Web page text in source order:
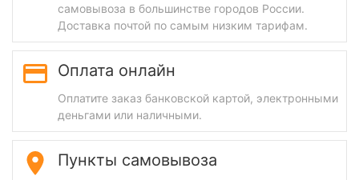
самовывоза в большинстве городов России.
Доставка почтой по самым низким тарифам.
Оплата онлайн
Оплатите заказ банковской картой, электронными
деньгами или наличными.
Пункты самовывоза